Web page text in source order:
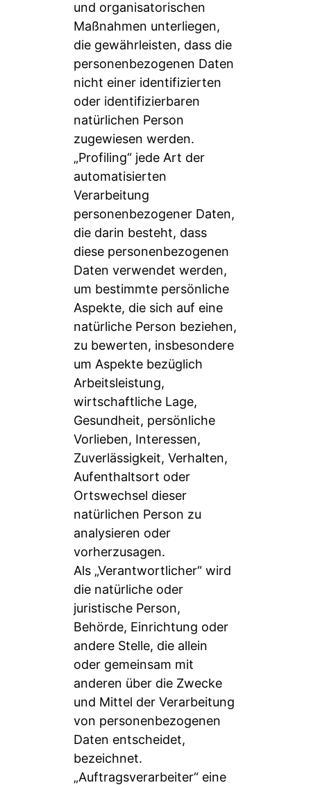
und organisatorischen
Maßnahmen unterliegen,
die gewährleisten, dass die
personenbezogenen Daten
nicht einer identifizierten
oder identifizierbaren
natürlichen Person
zugewiesen werden.
„Profiling“ jede Art der
automatisierten
Verarbeitung
personenbezogener Daten,
die darin besteht, dass
diese personenbezogenen
Daten verwendet werden,
um bestimmte persönliche
Aspekte, die sich auf eine
natürliche Person beziehen,
zu bewerten, insbesondere
um Aspekte bezüglich
Arbeitsleistung,
wirtschaftliche Lage,
Gesundheit, persönliche
Vorlieben, Interessen,
Zuverlässigkeit, Verhalten,
Aufenthaltsort oder
Ortswechsel dieser
natürlichen Person zu
analysieren oder
vorherzusagen.
Als „Verantwortlicher“ wird
die natürliche oder
juristische Person,
Behörde, Einrichtung oder
andere Stelle, die allein
oder gemeinsam mit
anderen über die Zwecke
und Mittel der Verarbeitung
von personenbezogenen
Daten entscheidet,
bezeichnet.
„Auftragsverarbeiter“ eine